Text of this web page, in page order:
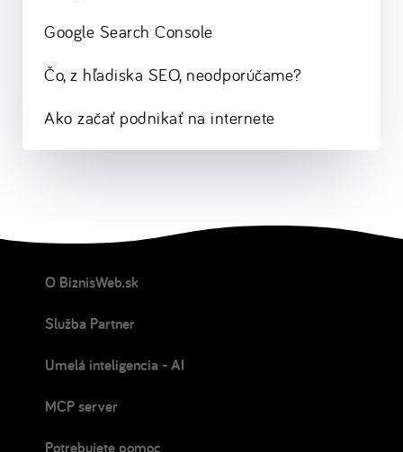
Google Search Console
Čo, z hľadiska SEO, neodporúčame?
Ako začať podnikať na internete
O BiznisWeb.sk
Služba Partner
Umelá inteligencia - AI
MCP server
Potrebujete pomoc